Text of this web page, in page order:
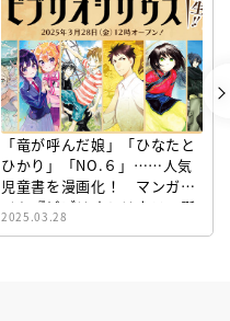
「竜が呼んだ娘」「ひなたと
ひかり」「NO.６」……人気
児童書を漫画化！ マンガサ
イト『ビブリオシリウス』誕
生！
2025.03.28